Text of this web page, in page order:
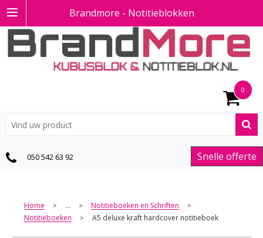
Brandmore - Notitieblokken
0
Snelle offerte
050 542 63 92
Home > ... > Notitieboeken en Schriften >
Notitieboeken > A5 deluxe kraft hardcover notitieboek